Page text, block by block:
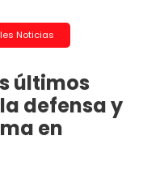
Noticias
últimos
defensa y
en